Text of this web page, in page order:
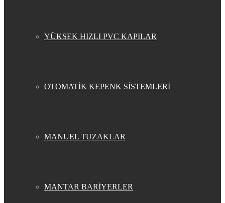
YÜKSEK HIZLI PVC KAPILAR
OTOMATİK KEPENK SİSTEMLERİ
MANUEL TUZAKLAR
MANTAR BARİYERLER